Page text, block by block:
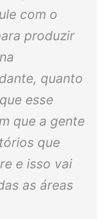
com o
produzir
quanto
esse
que a gente
que
e isso vai
as áreas